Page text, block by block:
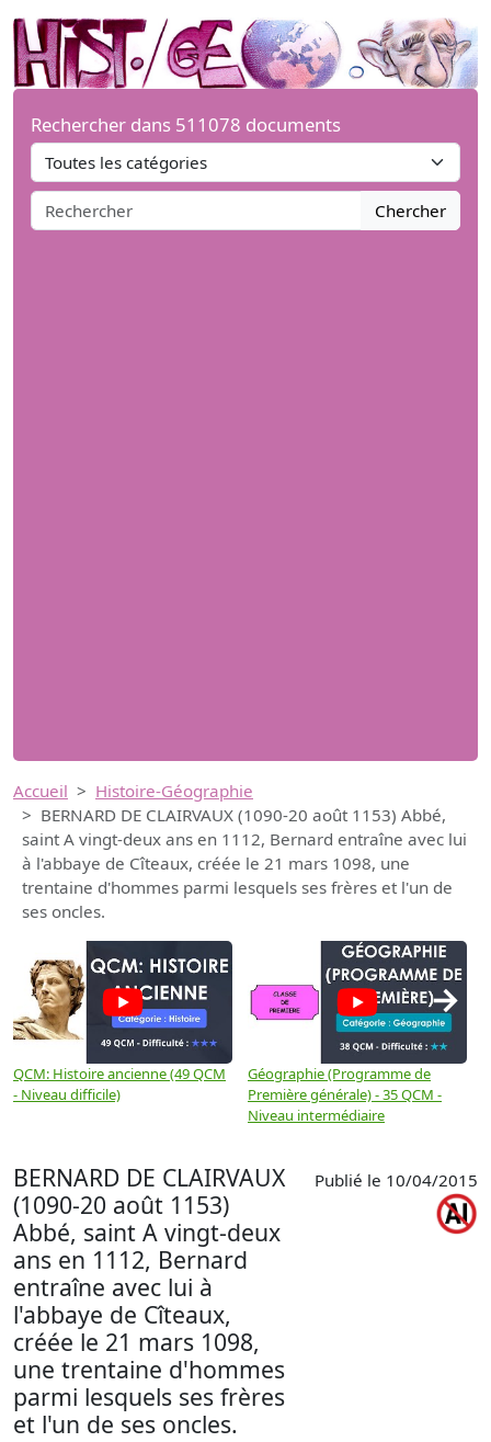
Rechercher dans 511078 documents
Chercher
Accueil
Histoire-Géographie
BERNARD DE CLAIRVAUX (1090-20 août 1153) Abbé,
saint A vingt-deux ans en 1112, Bernard entraîne avec lui
à l'abbaye de Cîteaux, créée le 21 mars 1098, une
trentaine d'hommes parmi lesquels ses frères et l'un de
ses oncles.
QCM: Histoire ancienne (49 QCM
- Niveau difficile)
Géographie (Programme de
Première générale) - 35 QCM -
Niveau intermédiaire
→
BERNARD DE CLAIRVAUX
(1090-20 août 1153)
Abbé, saint A vingt-deux
ans en 1112, Bernard
entraîne avec lui à
l'abbaye de Cîteaux,
créée le 21 mars 1098,
une trentaine d'hommes
parmi lesquels ses frères
et l'un de ses oncles.
Publié le 10/04/2015